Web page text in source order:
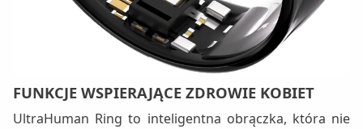
FUNKCJE WSPIERAJĄCE ZDROWIE KOBIET
UltraHuman Ring to inteligentna obrączka, która nie